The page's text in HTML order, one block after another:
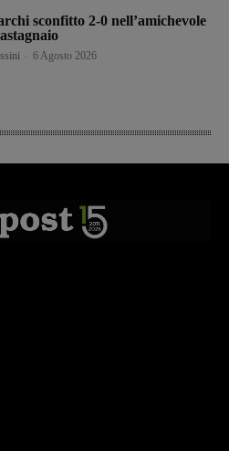
sconfitto 2-0 nell’amichevole
6 Agosto 2026